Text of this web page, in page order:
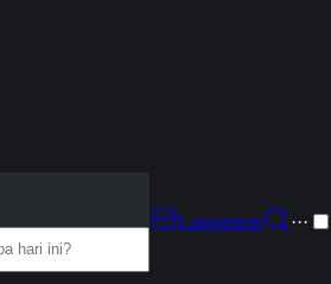
Langganan
···